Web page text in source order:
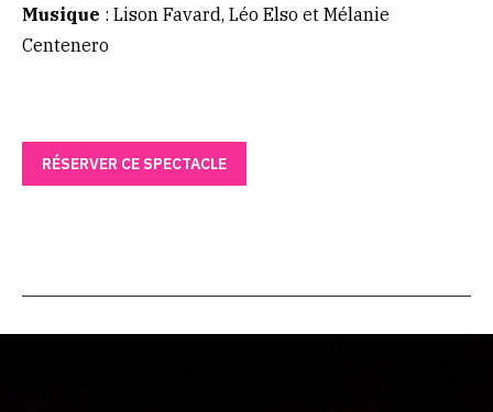
Musique : Lison Favard, Léo Elso et Mélanie
Centenero
RÉSERVER CE SPECTACLE